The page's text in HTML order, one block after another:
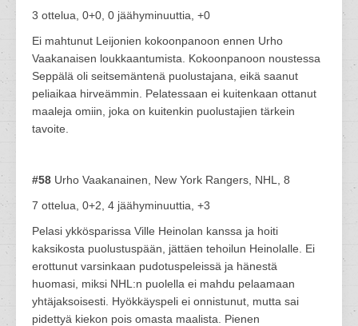
3 ottelua, 0+0, 0 jäähyminuuttia, +0
Ei mahtunut Leijonien kokoonpanoon ennen Urho
Vaakanaisen loukkaantumista. Kokoonpanoon noustessa
Seppälä oli seitsemäntenä puolustajana, eikä saanut
peliaikaa hirveämmin. Pelatessaan ei kuitenkaan ottanut
maaleja omiin, joka on kuitenkin puolustajien tärkein
tavoite.
#58 Urho Vaakanainen, New York Rangers, NHL, 8
7 ottelua, 0+2, 4 jäähyminuuttia, +3
Pelasi ykkösparissa Ville Heinolan kanssa ja hoiti
kaksikosta puolustuspään, jättäen tehoilun Heinolalle. Ei
erottunut varsinkaan pudotuspeleissä ja hänestä
huomasi, miksi NHL:n puolella ei mahdu pelaamaan
yhtäjaksoisesti. Hyökkäyspeli ei onnistunut, mutta sai
pidettyä kiekon pois omasta maalista. Pienen